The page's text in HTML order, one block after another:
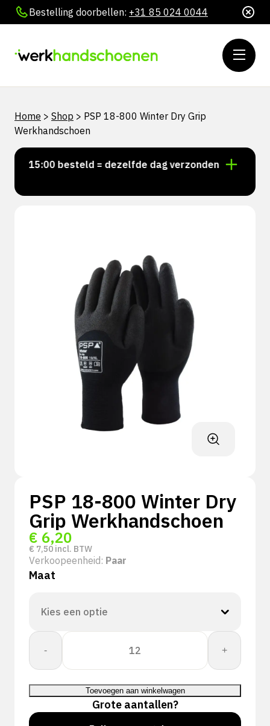
Bestelling doorbellen: +31 85 024 0044
Home > Shop > PSP 18-800 Winter Dry Grip
Werkhandschoen
15:00 besteld = dezelfde dag verzonden
PSP 18-800 Winter Dry
Grip Werkhandschoen
€ 6,20
€ 7,50 incl. BTW
Verkoopeenheid: Paar
Maat
-
PSP
800
Dry
Grip
+
Toevoegen aan winkelwagen
Grote aantallen?